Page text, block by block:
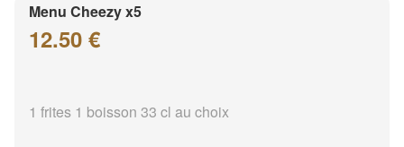
Menu Cheezy x5
12.50 €
1 frites 1 boisson 33 cl au choix